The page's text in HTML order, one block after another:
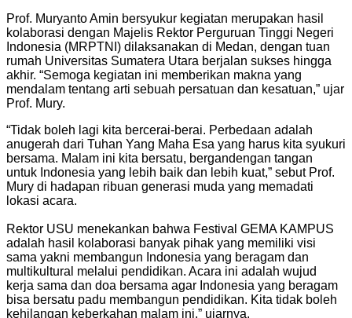
Prof. Muryanto Amin bersyukur kegiatan merupakan hasil
kolaborasi dengan Majelis Rektor Perguruan Tinggi Negeri
Indonesia (MRPTNI) dilaksanakan di Medan, dengan tuan
rumah Universitas Sumatera Utara berjalan sukses hingga
akhir. “Semoga kegiatan ini memberikan makna yang
mendalam tentang arti sebuah persatuan dan kesatuan,” ujar
Prof. Mury.
“Tidak boleh lagi kita bercerai-berai. Perbedaan adalah
anugerah dari Tuhan Yang Maha Esa yang harus kita syukuri
bersama. Malam ini kita bersatu, bergandengan tangan
untuk Indonesia yang lebih baik dan lebih kuat,” sebut Prof.
Mury di hadapan ribuan generasi muda yang memadati
lokasi acara.
Rektor USU menekankan bahwa Festival GEMA KAMPUS
adalah hasil kolaborasi banyak pihak yang memiliki visi
sama yakni membangun Indonesia yang beragam dan
multikultural melalui pendidikan. Acara ini adalah wujud
kerja sama dan doa bersama agar Indonesia yang beragam
bisa bersatu padu membangun pendidikan. Kita tidak boleh
kehilangan keberkahan malam ini,” ujarnya.